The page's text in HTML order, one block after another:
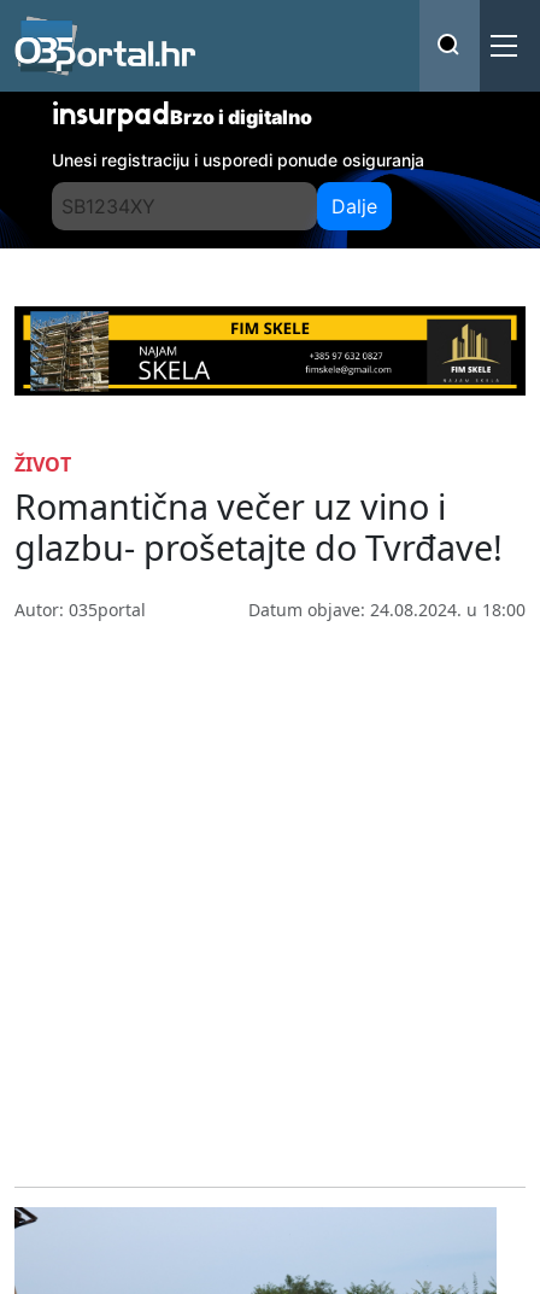
insurpadBrzo i digitalno
Unesi registraciju i usporedi ponude osiguranja
Dalje
ŽIVOT
Romantična večer uz vino i
glazbu- prošetajte do Tvrđave!
Autor: 035portal Datum objave: 24.08.2024. u 18:00